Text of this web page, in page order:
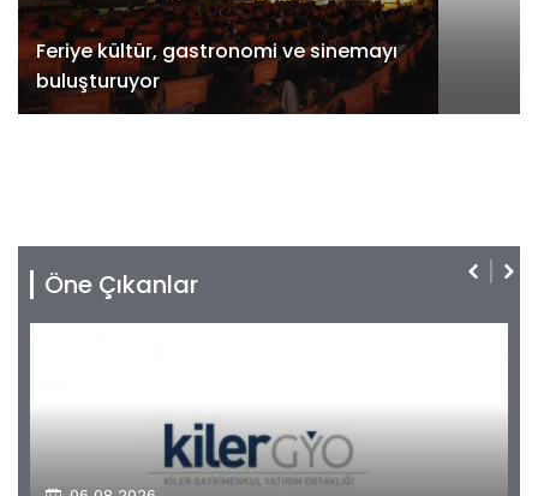
Feriye kültür, gastronomi ve sinemayı
buluşturuyor
Öne Çıkanlar